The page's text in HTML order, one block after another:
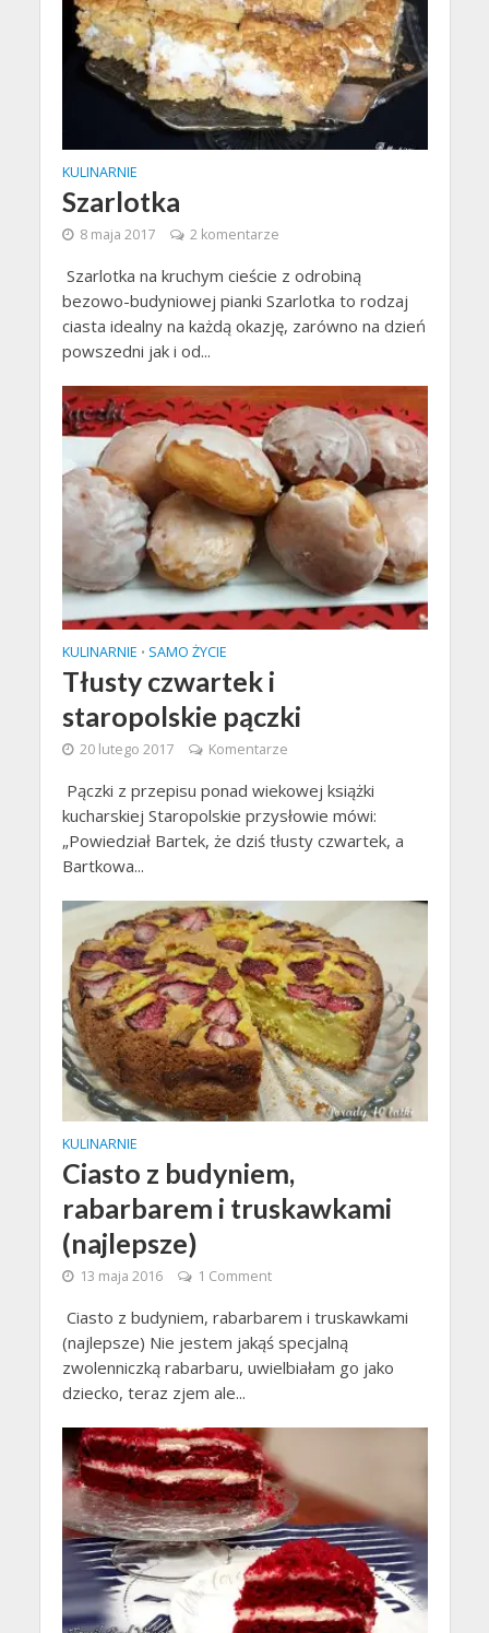
KULINARNIE
Szarlotka
8 maja 2017 2 komentarze
Szarlotka na kruchym cieście z odrobiną
bezowo-budyniowej pianki Szarlotka to rodzaj
ciasta idealny na każdą okazję, zarówno na dzień
powszedni jak i od...
KULINARNIE • SAMO ŻYCIE
Tłusty czwartek i
staropolskie pączki
20 lutego 2017 Komentarze
Pączki z przepisu ponad wiekowej książki
kucharskiej Staropolskie przysłowie mówi:
„Powiedział Bartek, że dziś tłusty czwartek, a
Bartkowa...
KULINARNIE
Ciasto z budyniem,
rabarbarem i truskawkami
(najlepsze)
13 maja 2016 1 Comment
Ciasto z budyniem, rabarbarem i truskawkami
(najlepsze) Nie jestem jakąś specjalną
zwolenniczką rabarbaru, uwielbiałam go jako
dziecko, teraz zjem ale...